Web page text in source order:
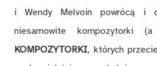
i Wendy Melvoin powrócą i
niesamowite kompozytorki
KOMPOZYTORKI, których